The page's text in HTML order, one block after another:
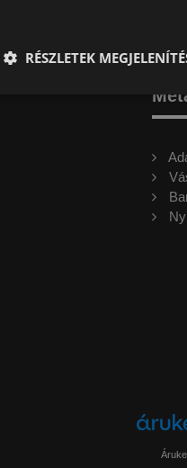
RÉSZLETEK